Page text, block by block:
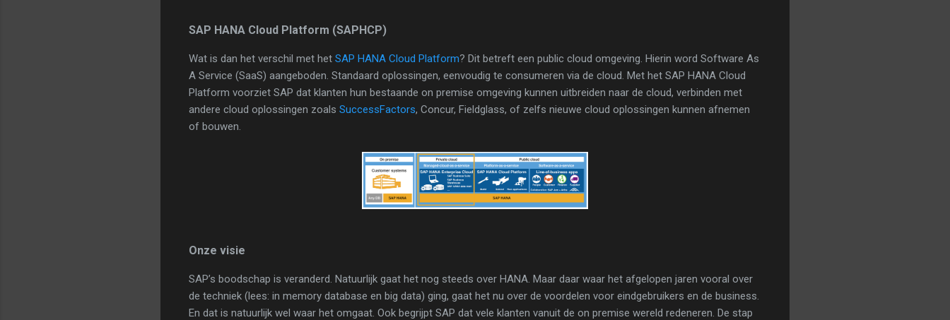
SAP HANA Cloud Platform (SAPHCP)
Wat is dan het verschil met het SAP HANA Cloud Platform? Dit betreft een public cloud omgeving. Hierin word Software As
A Service (SaaS) aangeboden. Standaard oplossingen, eenvoudig te consumeren via de cloud. Met het SAP HANA Cloud
Platform voorziet SAP dat klanten hun bestaande on premise omgeving kunnen uitbreiden naar de cloud, verbinden met
andere cloud oplossingen zoals SuccessFactors, Concur, Fieldglass, of zelfs nieuwe cloud oplossingen kunnen afnemen
of bouwen.
Onze visie
SAP’s boodschap is veranderd. Natuurlijk gaat het nog steeds over HANA. Maar daar waar het afgelopen jaren vooral over
de techniek (lees: in memory database en big data) ging, gaat het nu over de voordelen voor eindgebruikers en de business.
En dat is natuurlijk wel waar het omgaat. Ook begrijpt SAP dat vele klanten vanuit de on premise wereld redeneren. De stap